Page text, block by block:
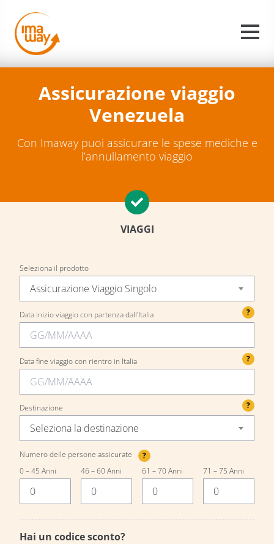
Assicurazione viaggio
Venezuela
Con Imaway puoi assicurare le spese mediche e
l’annullamento viaggio
VIAGGI
Seleziona il prodotto
Assicurazione Viaggio Singolo
Data inizio viaggio con partenza dall'Italia ?
Data fine viaggio con rientro in Italia ?
?
Destinazione
Seleziona la destinazione
Numero delle persone assicurate
?
0 – 45 Anni
46 – 60 Anni 61 – 70 Anni 71 – 75 Anni
Hai un codice sconto?